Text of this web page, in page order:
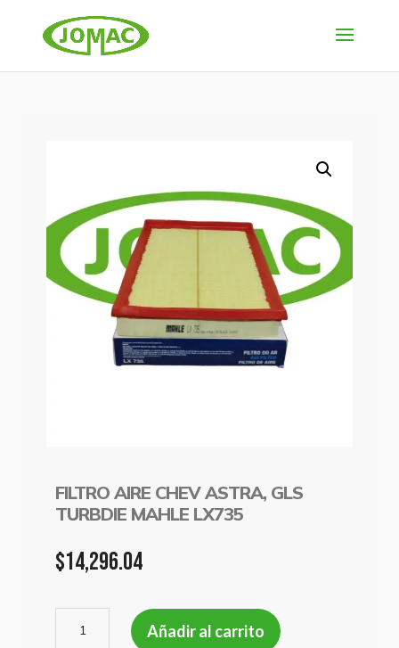
FILTRO AIRE CHEV ASTRA, GLS
TURBDIE MAHLE LX735
$14,296.04
AIRE
Añadir al carrito